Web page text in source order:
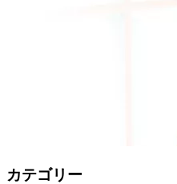
カテゴリー